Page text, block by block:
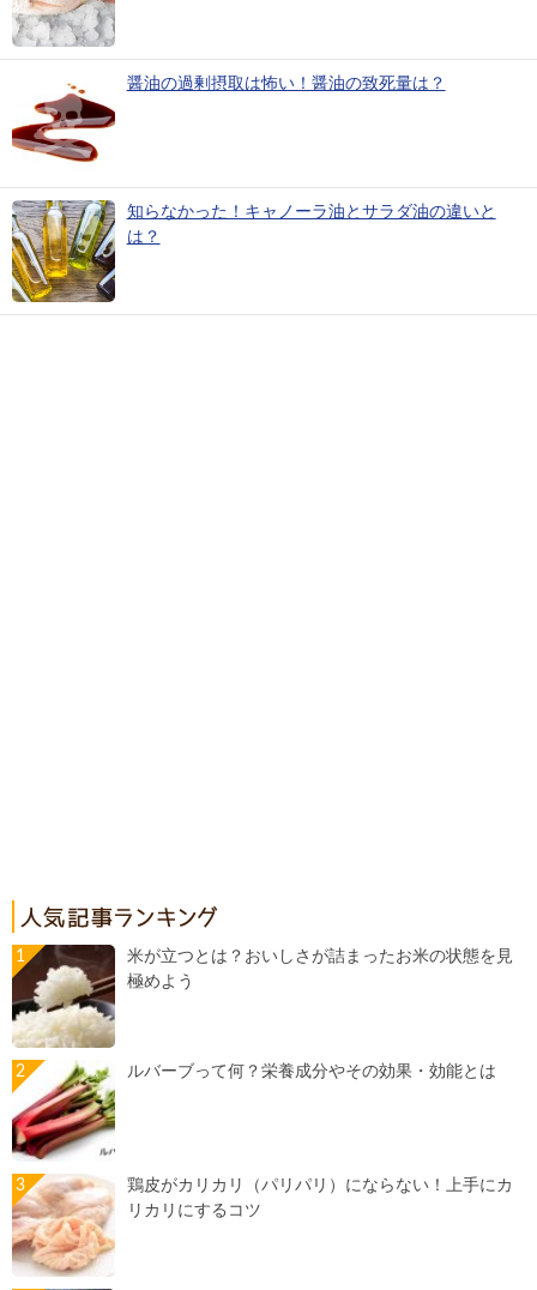
醤油の過剰摂取は怖い！醤油の致死量は？
知らなかった！キャノーラ油とサラダ油の違いと
は？
米が立つとは？おいしさが詰まったお米の状態を見
極めよう
ルバーブって何？栄養成分やその効果・効能とは
鶏皮がカリカリ（パリパリ）にならない！上手にカ
リカリにするコツ